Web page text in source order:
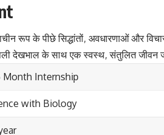
रूप के पीछे सिद्धांतों, अवधारणाओं और
देखभाल के साथ एक स्वस्थ, संतुलित
Month Internship
with Biology